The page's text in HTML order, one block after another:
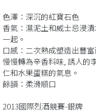
色澤：深沉的紅寶石色
香氣：濕泥土和威士忌浸
一起。
口感：二次熟成塑造出豐
慢慢轉為辛香料味, 誘人的
仁和水果蛋糕的氣息。
餘韻：柔滑順口
2013國際烈酒競賽-銀牌